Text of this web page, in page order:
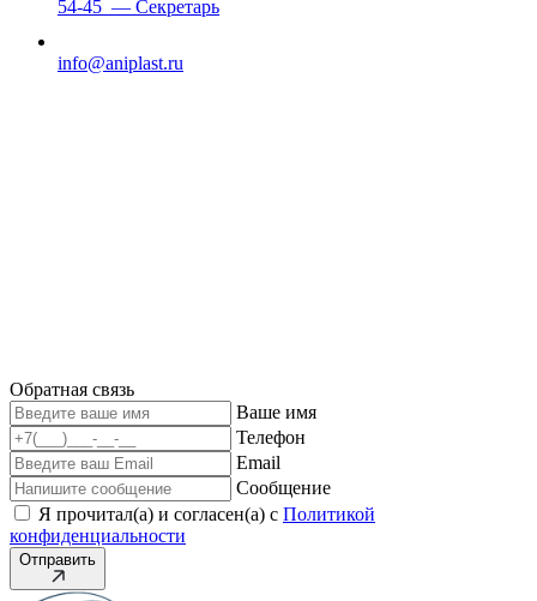
54-45 — Секретарь
info@aniplast.ru
Обратная связь
Ваше имя
Телефон
Email
Сообщение
Я прочитал(а) и согласен(а) с Политикой
конфиденциальности
Отправить